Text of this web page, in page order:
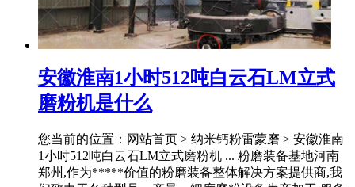
安徽淮南1小时512吨白云石LM立式
磨粉机是什么
您当前的位置：网站首页 > 纳米钙粉雷蒙磨 > 安徽淮南
1小时512吨白云石LM立式磨粉机 ... 粉磨装备基地河南
郑州,作为*****价值的粉磨装备整体解决方案提供商,我